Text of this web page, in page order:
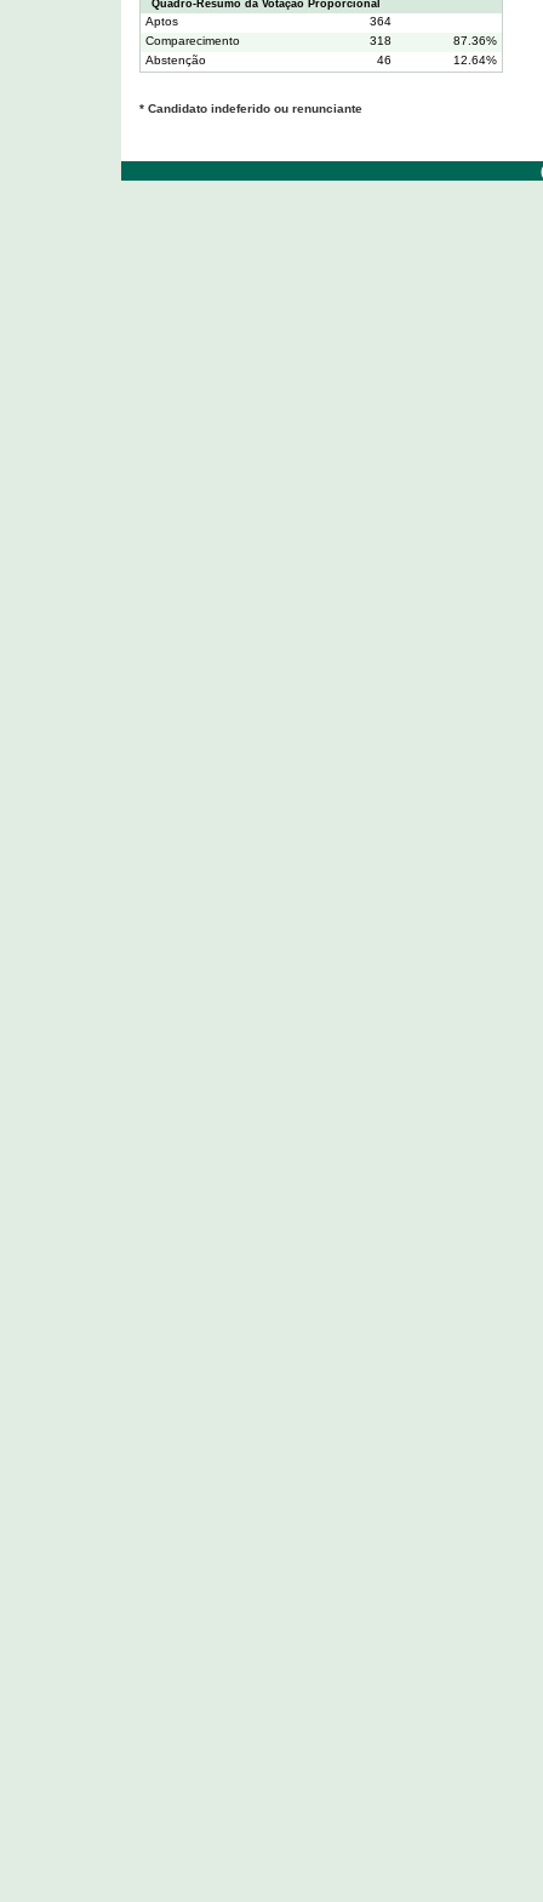
Quadro-Resumo da Votação Proporcional
Aptos
364
Comparecimento
318
87.36%
Abstenção
46 12.64%
* Candidato indeferido ou renunciante